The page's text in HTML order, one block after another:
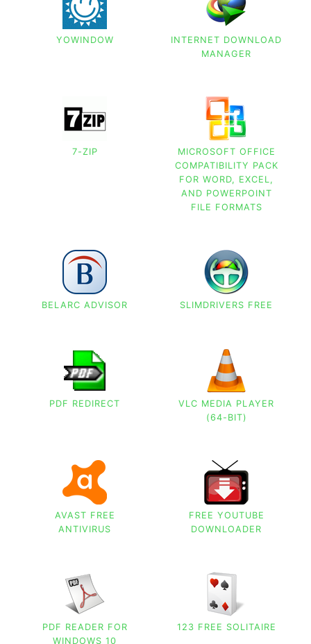
YOWINDOW
INTERNET DOWNLOAD
MANAGER
7-ZIP
MICROSOFT OFFICE
COMPATIBILITY PACK
FOR WORD, EXCEL,
AND POWERPOINT
FILE FORMATS
BELARC ADVISOR SLIMDRIVERS FREE
PDF REDIRECT
VLC MEDIA PLAYER
(64-BIT)
AVAST FREE
ANTIVIRUS
FREE YOUTUBE
DOWNLOADER
PDF READER FOR
WINDOWS 10
123 FREE SOLITAIRE